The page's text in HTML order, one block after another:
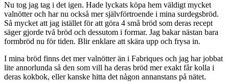
Nu tog jag tag i det igen. Hade lyckats köpa hem väldigt mycket
valnötter och har nu också mer självförtroende i mina surdegsbröd.
Så mycket att jag istället för att göra 4 små bröd som deras recept
säger gjorde två bröd och dessutom i formar. Jag bakar nästan bara
formbröd nu för tiden. Blir enklare att skära upp och frysa in.
I mina bröd finns det mer valnötter än i Fabriques och jag har jobbat
lite annorlunda så den som vill ha deras bröd mer exakt får kolla i
deras kokbok, eller kanske hitta det någon annanstans på nätet.